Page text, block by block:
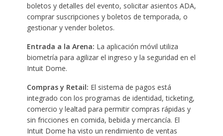
boletos y detalles del evento, solicitar asientos ADA,
comprar suscripciones y boletos de temporada, o
gestionar y vender boletos.
Entrada a la Arena: La aplicación móvil utiliza
biometría para agilizar el ingreso y la seguridad en el
Intuit Dome.
Compras y Retail: El sistema de pagos está
integrado con los programas de identidad, ticketing,
comercio y lealtad para permitir compras rápidas y
sin fricciones en comida, bebida y mercancía. El
Intuit Dome ha visto un rendimiento de ventas